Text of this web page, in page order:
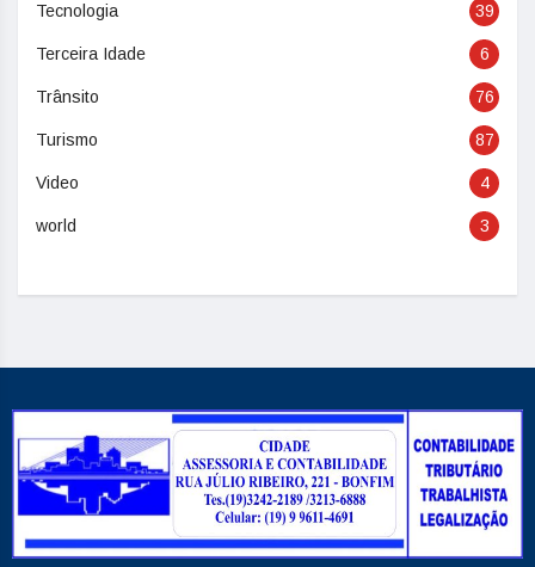
Tecnologia 39
Terceira Idade 6
Trânsito 76
Turismo 87
Video 4
world 3